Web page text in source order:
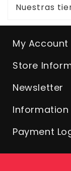
Nuestras
My Account
Store
Newsletter
Information
Payment